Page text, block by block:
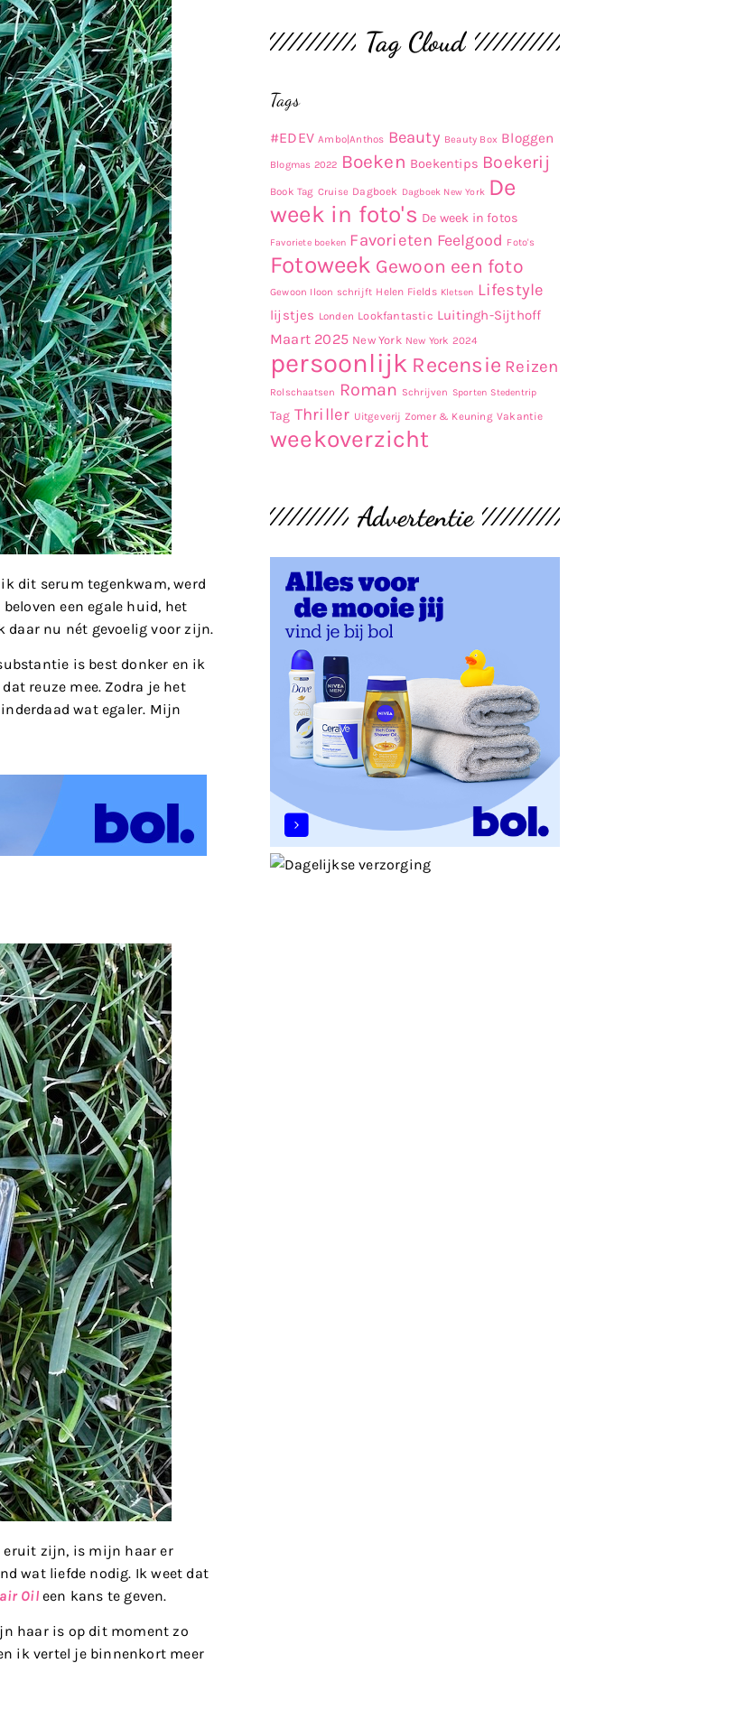
dit serum tegenkwam, werd
beloven een egale huid, het
daar nu nét gevoelig voor zijn.
is best donker en ik
reuze mee. Zodra je het
wat egaler. Mijn
eruit zijn, is mijn haar er
wat liefde nodig. Ik weet dat
Oileen kans te geven.
haar is op dit moment zo
ik vertel je binnenkort meer
Tag Cloud
Tags
#EDEV Ambo|Anthos Beauty Beauty Box Bloggen
Blogmas 2022 Boeken Boekentips Boekerij
Book Tag Cruise Dagboek Dagboek New York De
week in foto's De week in fotos
Favoriete boeken Favorieten Feelgood Foto's
Fotoweek Gewoon een foto
Gewoon Iloon schrijft Helen Fields Kletsen Lifestyle
lijstjes Londen Lookfantastic Luitingh-Sijthoff
Maart 2025 New York New York 2024
persoonlijk Recensie Reizen
Rolschaatsen Roman Schrijven Sporten Stedentrip
Tag Thriller Uitgeverij Zomer & Keuning Vakantie
weekoverzicht
Advertentie